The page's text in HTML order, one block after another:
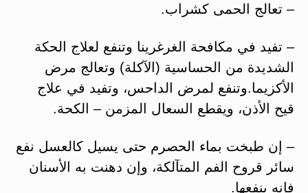
– تعالج الحمى كشراب.
– تفيد في مكافحة الغرغرينا وتنفع لعلاج الحكة
الشديدة من الحساسية (الآكلة) وتعالج مرض
الأكزيما.وتنفع لمرض الداحس، وتفيد في علاج
قيح الأذن، ويقطع السعال المزمن – الكحة.
– إن طبخت بماء الحصرم حتى يسيل كالعسل نفع
سائر قروح الفم المتآلكة، وإن دهنت به الأسنان
فإنه ينفعها.